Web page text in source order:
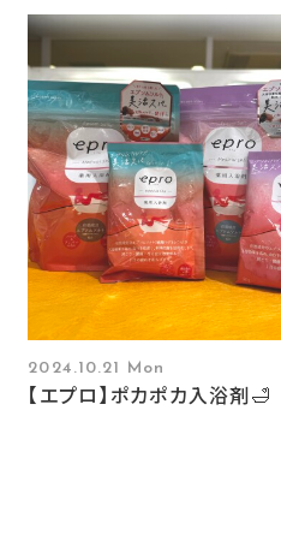
2024.10.21 Mon
【エプロ】ポカポカ入浴剤🛁